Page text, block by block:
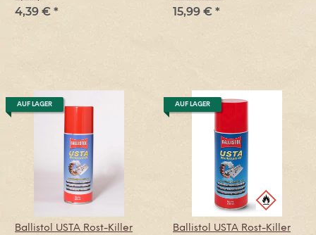
4,39 € * 15,99 € *
AUF LAGER
Ballistol USTA Rost-Killer
AUF LAGER
Ballistol USTA Rost-Killer